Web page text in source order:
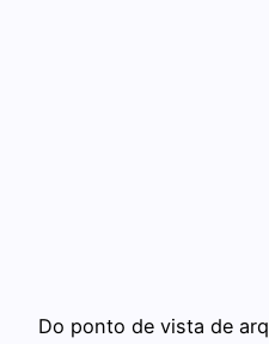
Do ponto de vista de